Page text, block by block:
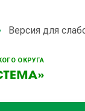
ОКРУГА
Версия для